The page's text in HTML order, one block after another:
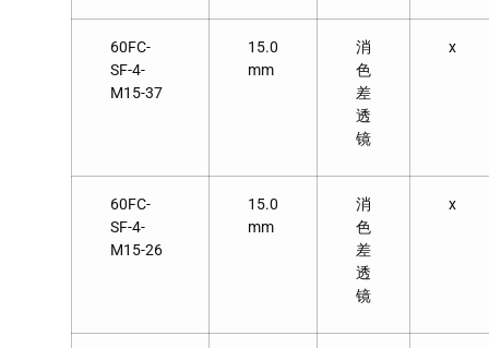
60FC-
SF-4-
M15-37
15.0
mm
消
色
差
透
镜
x
60FC-
SF-4-
M15-26
15.0
mm
消
色
差
透
镜
x